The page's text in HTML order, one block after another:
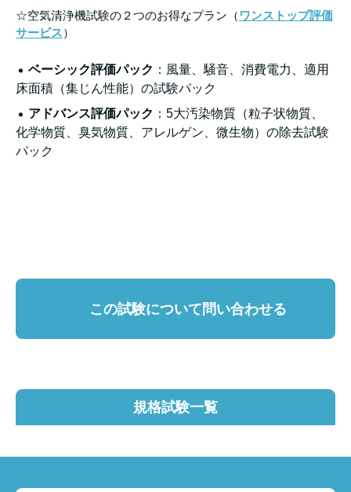
☆空気清浄機試験の２つのお得なプラン（ ワンストップ評価
サービス）
ベーシック評価パック ：風量、騒音、消費電力、適用
床面積（集じん性能）の試験パック
アドバンス評価パック ：5大汚染物質（粒子状物質、
化学物質、臭気物質、アレルゲン、微生物）の除去試験
パック
この試験について問い合わせる
規格試験一覧